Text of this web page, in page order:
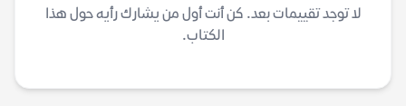
لا توجد تقييمات بعد. كن أنت أول من يشارك رأيه حول هذا
الكتاب.